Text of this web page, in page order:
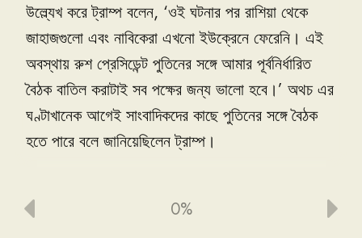
উল্ল্যেখ করে ট্রাম্প বলেন, ‘ওই ঘটনার পর রাশিয়া থেকে
জাহাজগুলো এবং নাবিকেরা এখনো ইউক্রেনে ফেরেনি। এই
অবস্থায় রুশ প্রেসিডেন্ট পুতিনের সঙ্গে আমার পূর্বনির্ধারিত
বৈঠক বাতিল করাটাই সব পক্ষের জন্য ভালো হবে।’ অথচ এর
ঘণ্টাখানেক আগেই সাংবাদিকদের কাছে পুতিনের সঙ্গে বৈঠক
হতে পারে বলে জানিয়েছিলেন ট্রাম্প।
ট্রাম্প
এ
আটক’
0%